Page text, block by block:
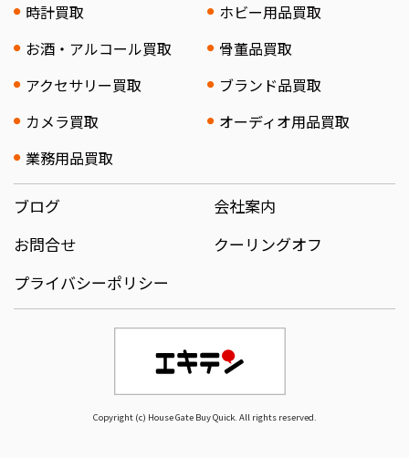
時計買取
ホビー用品買取
お酒・アルコール買取
骨董品買取
アクセサリー買取
ブランド品買取
カメラ買取
オーディオ用品買取
業務用品買取
ブログ
会社案内
お問合せ
クーリングオフ
プライバシーポリシー
Copyright (c) House Gate Buy Quick. All rights reserved.